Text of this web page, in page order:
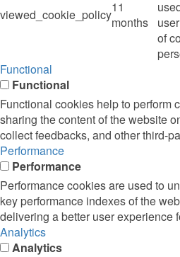
viewed_cookie_policy11
months
of
Functional
Functional
Functional cookies help to perform
sharing the content of the website
collect feedbacks, and other third-
Performance
Performance
Performance cookies are used to
key performance indexes of the
delivering a better user experience
Analytics
Analytics